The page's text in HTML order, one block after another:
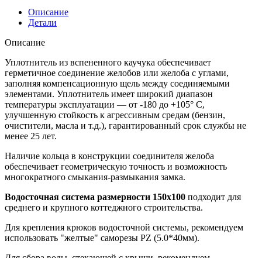
Описание
Детали
Описание
Уплотнитель из вспененного каучука обеспечивает
герметичное соединение желобов или желоба с углами,
заполняя компенсационную щель между соединяемыми
элементами. Уплотнитель имеет широкий диапазон
температуры эксплуатации — от -180 до +105° С,
улучшенную стойкость к агрессивным средам (бензин,
очистители, масла и т.д.), гарантированный срок службы не
менее 25 лет.
Наличие кольца в конструкции соединителя желоба
обеспечивает геометрическую точность и возможность
многократного смыкания-размыкания замка.
Водосточная система размерности 150х100 подходит для
среднего и крупного коттеджного строительства.
Для крепления крюков водосточной системы, рекомендуем
использовать "желтые" саморезы PZ (5.0*40мм).